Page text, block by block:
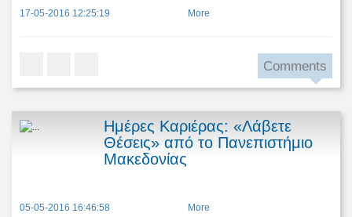
17-05-2016 12:25:19 More
Comments
Ημέρες Καριέρας: «Λάβετε
Θέσεις» από το Πανεπιστήμιο
Μακεδονίας
05-05-2016 16:46:58 More